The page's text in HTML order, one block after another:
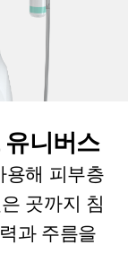
니버스
용해 피부층
곳까지 침
과 주름을